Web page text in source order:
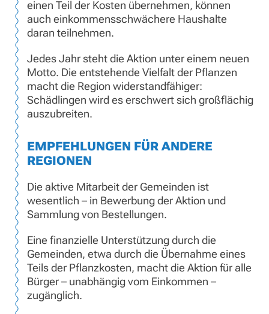
einen Teil der Kosten übernehmen, können
auch einkommensschwächere Haushalte
daran teilnehmen.
Jedes Jahr steht die Aktion unter einem neuen
Motto. Die entstehende Vielfalt der Pflanzen
macht die Region widerstandfähiger:
Schädlingen wird es erschwert sich großflächig
auszubreiten.
EMPFEHLUNGEN FÜR ANDERE
REGIONEN
Die aktive Mitarbeit der Gemeinden ist
wesentlich – in Bewerbung der Aktion und
Sammlung von Bestellungen.
Eine finanzielle Unterstützung durch die
Gemeinden, etwa durch die Übernahme eines
Teils der Pflanzkosten, macht die Aktion für alle
Bürger – unabhängig vom Einkommen –
zugänglich.